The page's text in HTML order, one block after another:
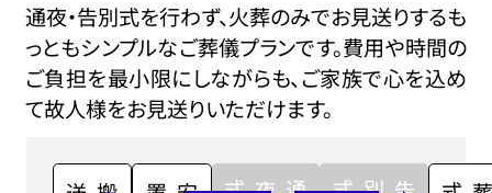
通夜・告別式を行わず、火葬のみでお見送りするも
っともシンプルなご葬儀プランです。費用や時間の
ご負担を最小限にしながらも、ご家族で心を込め
て故人様をお見送りいただけます。